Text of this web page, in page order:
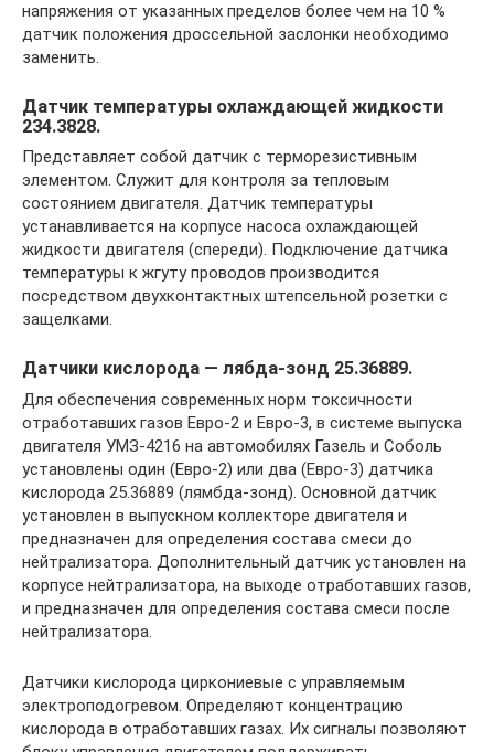
напряжения от указанных пределов более чем на 10 %
датчик положения дроссельной заслонки необходимо
заменить.
Датчик температуры охлаждающей жидкости
234.3828.
Представляет собой датчик с терморезистивным
элементом. Служит для контроля за тепловым
состоянием двигателя. Датчик температуры
устанавливается на корпусе насоса охлаждающей
жидкости двигателя (спереди). Подключение датчика
температуры к жгуту проводов производится
посредством двухконтактных штепсельной розетки с
защелками.
Датчики кислорода — лябда-зонд 25.36889.
Для обеспечения современных норм токсичности
отработавших газов Евро-2 и Евро-3, в системе выпуска
двигателя УМЗ-4216 на автомобилях Газель и Соболь
установлены один (Евро-2) или два (Евро-3) датчика
кислорода 25.36889 (лямбда-зонд). Основной датчик
установлен в выпускном коллекторе двигателя и
предназначен для определения состава смеси до
нейтрализатора. Дополнительный датчик установлен на
корпусе нейтрализатора, на выходе отработавших газов,
и предназначен для определения состава смеси после
нейтрализатора.
Датчики кислорода циркониевые с управляемым
электроподогревом. Определяют концентрацию
кислорода в отработавших газах. Их сигналы позволяют